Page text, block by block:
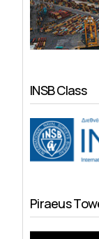
INSB Class
Piraeus